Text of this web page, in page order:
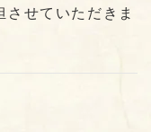
せていただきま